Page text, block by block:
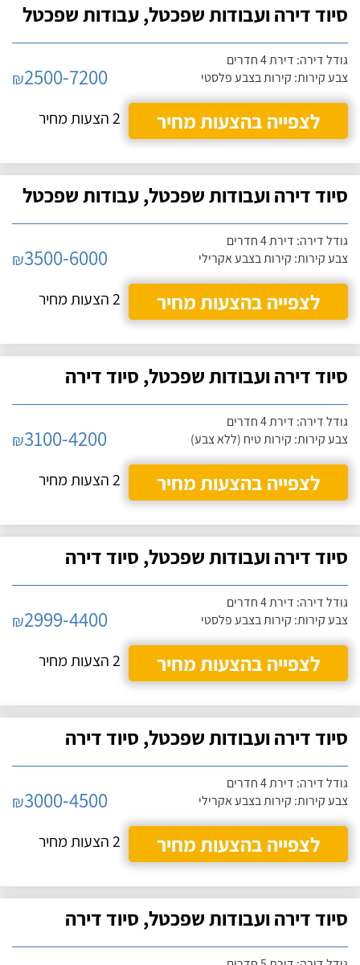
סיוד דירה ועבודות שפכטל, עבודות שפכטל
גודל דירה: דירת 4 חדרים
צבע קירות: קירות בצבע פלסטי
₪2500-7200
לצפייה בהצעות מחיר
2 הצעות מחיר
סיוד דירה ועבודות שפכטל, עבודות שפכטל
גודל דירה: דירת 4 חדרים
צבע קירות: קירות בצבע אקרילי
₪3500-6000
לצפייה בהצעות מחיר
2 הצעות מחיר
סיוד דירה ועבודות שפכטל, סיוד דירה
גודל דירה: דירת 4 חדרים
צבע קירות: קירות טיח (ללא צבע)
₪3100-4200
לצפייה בהצעות מחיר
2 הצעות מחיר
סיוד דירה ועבודות שפכטל, סיוד דירה
גודל דירה: דירת 4 חדרים
צבע קירות: קירות בצבע פלסטי
₪2999-4400
לצפייה בהצעות מחיר
2 הצעות מחיר
סיוד דירה ועבודות שפכטל, סיוד דירה
גודל דירה: דירת 4 חדרים
צבע קירות: קירות בצבע אקרילי
₪3000-4500
לצפייה בהצעות מחיר
2 הצעות מחיר
סיוד דירה ועבודות שפכטל, סיוד דירה